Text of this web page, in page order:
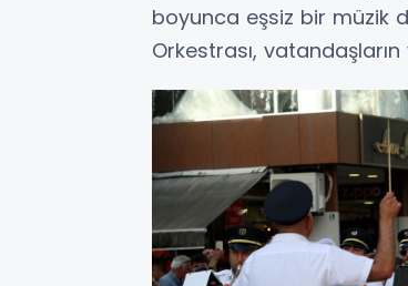
boyunca eşsiz bir müzik
Orkestrası,